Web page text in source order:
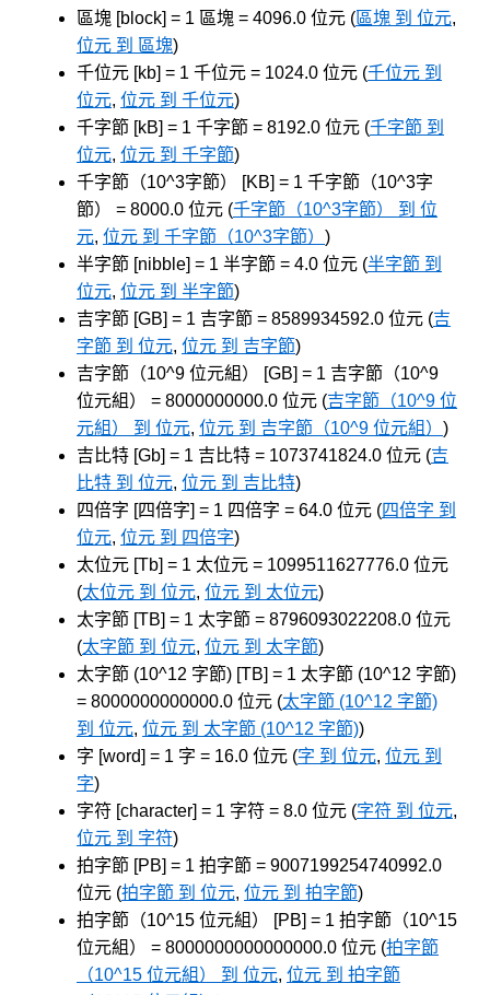
區塊 [block] = 1 區塊 = 4096.0 位元 (區塊 到 位元,
位元 到 區塊)
千位元 [kb] = 1 千位元 = 1024.0 位元 (千位元 到
位元, 位元 到 千位元)
千字節 [kB] = 1 千字節 = 8192.0 位元 (千字節 到
位元, 位元 到 千字節)
千字節（10^3字節） [KB] = 1 千字節（10^3字
節） = 8000.0 位元 (千字節（10^3字節） 到 位
元, 位元 到 千字節（10^3字節） )
半字節 [nibble] = 1 半字節 = 4.0 位元 (半字節 到
位元, 位元 到 半字節)
吉字節 [GB] = 1 吉字節 = 8589934592.0 位元 (吉
字節 到 位元, 位元 到 吉字節)
吉字節（10^9 位元組） [GB] = 1 吉字節（10^9
位元組） = 8000000000.0 位元 (吉字節（10^9 位
元組） 到 位元, 位元 到 吉字節（10^9 位元組） )
吉比特 [Gb] = 1 吉比特 = 1073741824.0 位元 (吉
比特 到 位元, 位元 到 吉比特)
四倍字 [四倍字] = 1 四倍字 = 64.0 位元 (四倍字 到
位元, 位元 到 四倍字)
太位元 [Tb] = 1 太位元 = 1099511627776.0 位元
(太位元 到 位元, 位元 到 太位元)
太字節 [TB] = 1 太字節 = 8796093022208.0 位元
(太字節 到 位元, 位元 到 太字節)
太字節 (10^12 字節) [TB] = 1 太字節 (10^12 字節)
= 8000000000000.0 位元 (太字節 (10^12 字節)
到 位元, 位元 到 太字節 (10^12 字節))
字 [word] = 1 字 = 16.0 位元 (字 到 位元, 位元 到
字)
字符 [character] = 1 字符 = 8.0 位元 (字符 到 位元,
位元 到 字符)
拍字節 [PB] = 1 拍字節 = 9007199254740992.0
位元 (拍字節 到 位元, 位元 到 拍字節)
拍字節（10^15 位元組） [PB] = 1 拍字節（10^15
位元組） = 8000000000000000.0 位元 (拍字節
（10^15 位元組） 到 位元, 位元 到 拍字節